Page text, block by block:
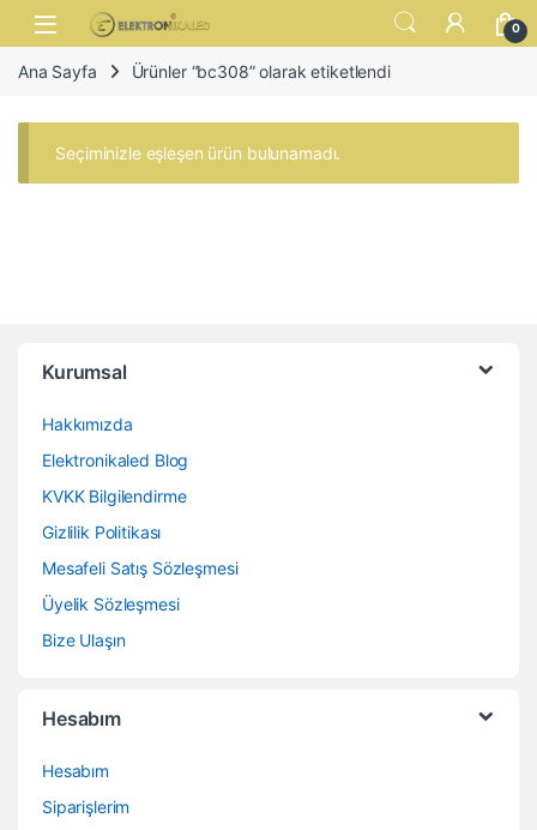
Skip to navigation
Skip to content
Open 0
Ana Sayfa Ürünler “bc308” olarak etiketlendi
Seçiminizle eşleşen ürün bulunamadı.
Kurumsal
Hakkımızda
Elektronikaled Blog
KVKK Bilgilendirme
Gizlilik Politikası
Mesafeli Satış Sözleşmesi
Üyelik Sözleşmesi
Bize Ulaşın
Hesabım
Hesabım
Siparişlerim